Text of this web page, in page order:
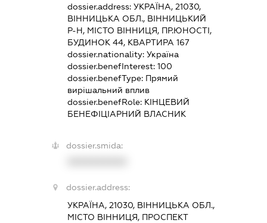
dossier.address:УКРАЇНА, 21030,
ВІННИЦЬКА ОБЛ., ВІННИЦЬКИЙ
Р-Н, МІСТО ВІННИЦЯ, ПР.ЮНОСТІ,
БУДИНОК 44, КВАРТИРА 167
dossier.nationality:Україна
dossier.benefInterest:100
dossier.benefType: Прямий
вирішальний вплив
dossier.benefRole: КІНЦЕВИЙ
БЕНЕФІЦІАРНИЙ ВЛАСНИК
dossier.smida:
dossier.address:
УКРАЇНА, 21030, ВІННИЦЬКА ОБЛ.,
МІСТО ВІННИЦЯ, ПРОСПЕКТ